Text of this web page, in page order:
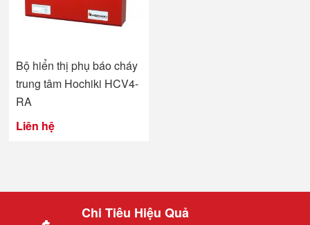
Bộ hiển thị phụ báo cháy
trung tâm Hochiki HCV4-
RA
Liên hệ
Chi Tiêu Hiệu Quả